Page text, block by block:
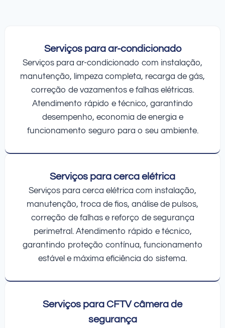
Serviços para ar-condicionado
Serviços para ar-condicionado com instalação,
manutenção, limpeza completa, recarga de gás,
correção de vazamentos e falhas elétricas.
Atendimento rápido e técnico, garantindo
desempenho, economia de energia e
funcionamento seguro para o seu ambiente.
Serviços para cerca elétrica
Serviços para cerca elétrica com instalação,
manutenção, troca de fios, análise de pulsos,
correção de falhas e reforço de segurança
perimetral. Atendimento rápido e técnico,
garantindo proteção contínua, funcionamento
estável e máxima eficiência do sistema.
Serviços para CFTV câmera de
segurança